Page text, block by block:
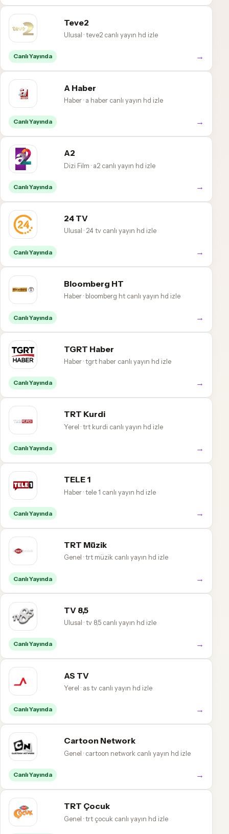
Teve2
Ulusal · teve2 canlı yayın hd izle
Canlı Yayında →
A Haber
Haber · a haber canlı yayın hd izle
Canlı Yayında →
A2
Dizi Film · a2 canlı yayın hd izle
Canlı Yayında →
24 TV
Ulusal · 24 tv canlı yayın hd izle
Canlı Yayında →
Bloomberg HT
Haber · bloomberg ht canlı yayın hd izle
Canlı Yayında →
TGRT Haber
Haber · tgrt haber canlı yayın hd izle
Canlı Yayında →
TRT Kurdi
Yerel · trt kurdi canlı yayın hd izle
Canlı Yayında →
TELE 1
Haber · tele 1 canlı yayın hd izle
Canlı Yayında →
TRT Müzik
Genel · trt müzik canlı yayın hd izle
Canlı Yayında →
TV 8,5
Ulusal · tv 8,5 canlı yayın hd izle
Canlı Yayında →
AS TV
Yerel · as tv canlı yayın hd izle
Canlı Yayında →
Cartoon Network
Genel · cartoon network canlı yayın hd izle
Canlı Yayında →
TRT Çocuk
Genel · trt çocuk canlı yayın hd izle